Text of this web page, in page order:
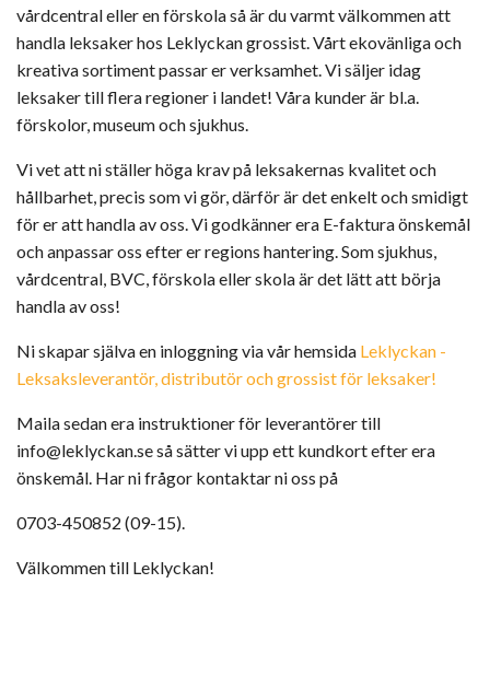
vårdcentral eller en förskola så är du varmt välkommen att
handla leksaker hos Leklyckan grossist. Vårt ekovänliga och
kreativa sortiment passar er verksamhet. Vi säljer idag
leksaker till flera regioner i landet! Våra kunder är bl.a.
förskolor, museum och sjukhus.
Vi vet att ni ställer höga krav på leksakernas kvalitet och
hållbarhet, precis som vi gör, därför är det enkelt och smidigt
för er att handla av oss. Vi godkänner era E-faktura önskemål
och anpassar oss efter er regions hantering. Som sjukhus,
vårdcentral, BVC, förskola eller skola är det lätt att börja
handla av oss!
Ni skapar själva en inloggning via vår hemsida Leklyckan -
Leksaksleverantör, distributör och grossist för leksaker!
Maila sedan era instruktioner för leverantörer till
info@leklyckan.seså sätter vi upp ett kundkort efter era
önskemål. Har ni frågor kontaktar ni oss på
0703-450852 (09-15).
Välkommen till Leklyckan!